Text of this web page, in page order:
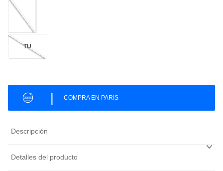
TU
| COMPRA EN PARIS
Descripción
Detalles del producto